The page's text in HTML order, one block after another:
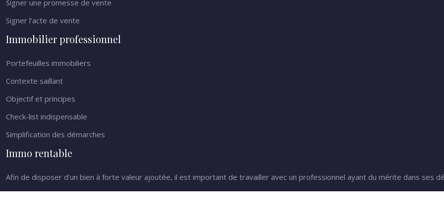
Signer une promesse de vente
Signer l’acte de vente
Immobilier professionnel
Portefeuilles immobiliers
Contexte saillant
Objectif et principes
Check-list indispensable
Simplification des démarches
Immo rentable
Afin de disposer d’un bien à forte valeur ajoutée, il est important de travailler avec un professionnel ayant du mérite dans ses